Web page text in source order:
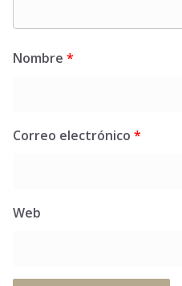
Nombre *
Correo electrónico *
Web